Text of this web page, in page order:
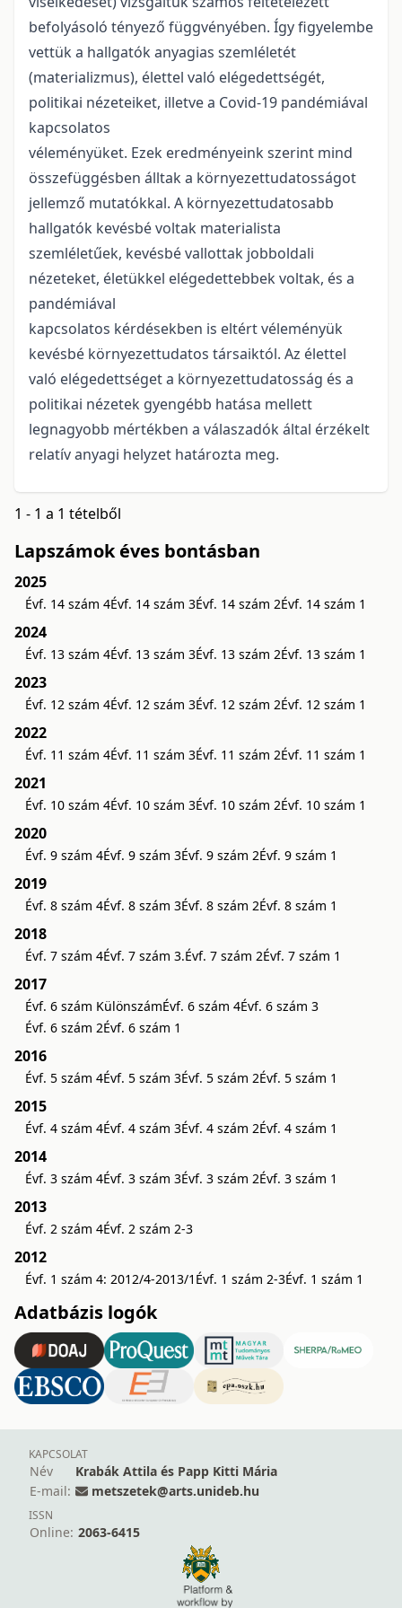
befolyásoló tényező függvényében. Így figyelembe
vettük a hallgatók anyagias szemléletét
(materializmus), élettel való elégedettségét,
politikai nézeteiket, illetve a Covid-19 pandémiával
kapcsolatos
véleményüket. Ezek eredményeink szerint mind
összefüggésben álltak a környezettudatosságot
jellemző mutatókkal. A környezettudatosabb
hallgatók kevésbé voltak materialista
szemléletűek, kevésbé vallottak jobboldali
nézeteket, életükkel elégedettebbek voltak, és a
pandémiával
kapcsolatos kérdésekben is eltért véleményük
kevésbé környezettudatos társaiktól. Az élettel
való elégedettséget a környezettudatosság és a
politikai nézetek gyengébb hatása mellett
legnagyobb mértékben a válaszadók által érzékelt
relatív anyagi helyzet határozta meg.
1 - 1 a 1 tételből
Lapszámok éves bontásban
2025
Évf. 14 szám 4Évf. 14 szám 3Évf. 14 szám 2Évf. 14 szám 1
2024
Évf. 13 szám 4Évf. 13 szám 3Évf. 13 szám 2Évf. 13 szám 1
2023
Évf. 12 szám 4Évf. 12 szám 3Évf. 12 szám 2Évf. 12 szám 1
2022
Évf. 11 szám 4Évf. 11 szám 3Évf. 11 szám 2Évf. 11 szám 1
2021
Évf. 10 szám 4Évf. 10 szám 3Évf. 10 szám 2Évf. 10 szám 1
2020
Évf. 9 szám 4Évf. 9 szám 3Évf. 9 szám 2Évf. 9 szám 1
2019
Évf. 8 szám 4Évf. 8 szám 3Évf. 8 szám 2Évf. 8 szám 1
2018
Évf. 7 szám 4Évf. 7 szám 3.Évf. 7 szám 2Évf. 7 szám 1
2017
Évf. 6 szám KülönszámÉvf. 6 szám 4Évf. 6 szám 3
Évf. 6 szám 2Évf. 6 szám 1
2016
Évf. 5 szám 4Évf. 5 szám 3Évf. 5 szám 2Évf. 5 szám 1
2015
Évf. 4 szám 4Évf. 4 szám 3Évf. 4 szám 2Évf. 4 szám 1
2014
Évf. 3 szám 4Évf. 3 szám 3Évf. 3 szám 2Évf. 3 szám 1
2013
Évf. 2 szám 4Évf. 2 szám 2-3
2012
Évf. 1 szám 4: 2012/4-2013/1 Évf. 1 szám 2-3Évf. 1 szám 1
Adatbázis logók
KAPCSOLAT
Név
Krabák Attila és Papp Kitti Mária
E-mail:
metszetek@arts.unideb.hu
ISSN
Online: 2063-6415